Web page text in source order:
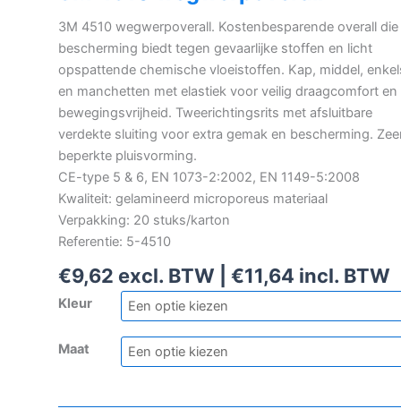
3M 4510 wegwerpoverall. Kostenbesparende overall die
bescherming biedt tegen gevaarlijke stoffen en licht
opspattende chemische vloeistoffen. Kap, middel,
en manchetten met elastiek voor veilig draagcomfort en
bewegingsvrijheid. Tweerichtingsrits met afsluitbare
verdekte sluiting voor extra gemak en bescherming.
beperkte pluisvorming.
CE-type 5 & 6, EN 1073-2:2002, EN 1149-5:2008
Kwaliteit: gelamineerd microporeus materiaal
Verpakking: 20 stuks/karton
Referentie: 5-4510
€9,62 excl. BTW | €11,64 incl. BTW
Kleur
Maat